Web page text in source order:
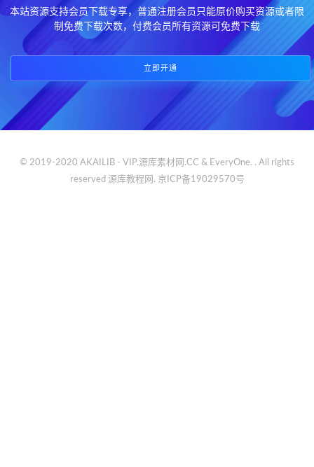
本站资源支持会员下载专享，普通注册会员只能原价购买资源或者限
制免费下载次数，付费会员所有资源可免费下载
立即开通
© 2019-2020 AKAILIB - VIP.源库素材网.CC & EveryOne. . All rights
reserved 源库教程网. 京ICP备19029570号